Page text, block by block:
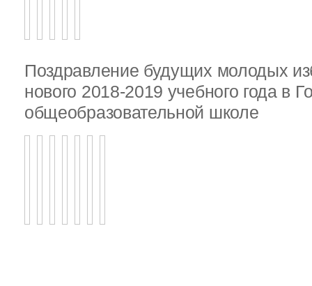
Поздравление будущих молодых
нового 2018-2019 учебного года в
общеобразовательной школе